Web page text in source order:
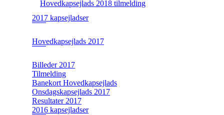
Hovedkapsejlads 2018 tilmelding
2017 kapsejladser
Hovedkapsejlads 2017
Billeder 2017
Tilmelding
Banekort Hovedkapsejlads
Onsdagskapsejlads 2017
Resultater 2017
2016 kapsejladser